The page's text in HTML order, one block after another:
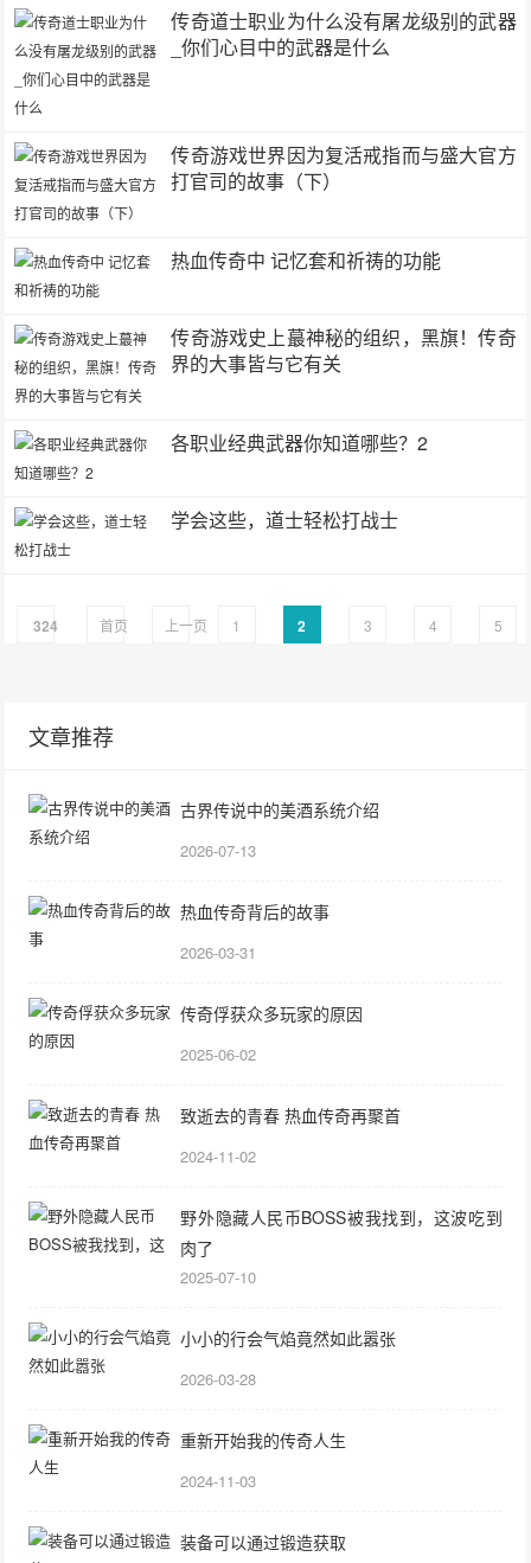
传奇道士职业为什么没有屠龙级别的武器
_你们心目中的武器是什么
传奇游戏世界因为复活戒指而与盛大官方
打官司的故事（下）
热血传奇中 记忆套和祈祷的功能
传奇游戏史上蕞神秘的组织，黑旗！传奇
界的大事皆与它有关
各职业经典武器你知道哪些？2
学会这些，道士轻松打战士
324 首页 上一页 1 2 3 4 5
文章推荐
古界传说中的美酒系统介绍
2026-07-13
热血传奇背后的故事
2026-03-31
传奇俘获众多玩家的原因
2025-06-02
致逝去的青春 热血传奇再聚首
2024-11-02
野外隐藏人民币BOSS被我找到，这波吃到
肉了
2025-07-10
小小的行会气焰竟然如此嚣张
2026-03-28
重新开始我的传奇人生
2024-11-03
装备可以通过锻造获取